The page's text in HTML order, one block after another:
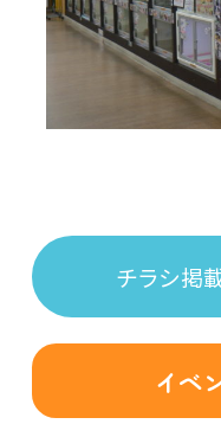
チラシ掲
イベ